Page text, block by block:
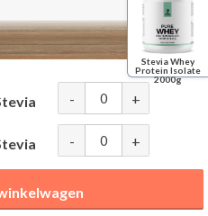
- +
- +
Stevia Whey
Protein Isolate
2000g